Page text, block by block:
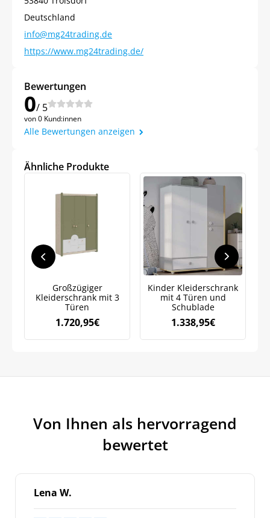
Deutschland
info@mg24trading.de
https://www.mg24trading.de/
Bewertungen
0/ 5
von 0 Kund:innen
Alle Bewertungen anzeigen
Ähnliche Produkte
Großzügiger
Kleiderschrank mit 3
Türen
1.720,95€
Kinder Kleiderschrank
mit 4 Türen und
Schublade
1.338,95€
Von Ihnen als hervorragend
bewertet
Lena W.
Jetzt
Meinen Code senden
Bleiben Sie auf dem Laufenden über
Neuigkeiten und Angebote.
Weitere Informationen darüber, wie wir Ihre Daten für
Marketingkommunikation verarbeiten. Lesen Sie unsere
Datenschutzrichtlinie.